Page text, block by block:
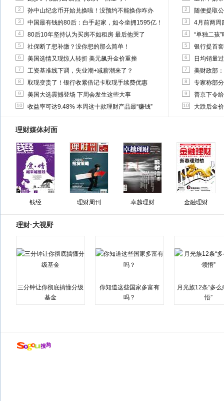
2 孙中山纪念币开始兑换啦！没预约不能换你咋办
3 中国最有钱的80后：白手起家，如今坐拥1595亿！
4 80后10年坚持认为买房不如租房 最后他哭了
5 社保断了想补缴？没你想的那么简单！
6 美国选情又现惊人转折 美元飙升金价重挫
7 工资基准线下调，失业潮+减薪潮来了？
8 取现变贵了！银行收紧借记卡取现手续费优惠
9 美国大选震撼登场 下周会发生这些大事
10 收益率可达9.48% 本周这十款理财产品最“赚钱”
2 随便提取
3 4月前两周
4 “单独二孩
5 银行提首
6 日均销量
7 美财政部
8 专家称部
9 普京下令
10 大跌后金
理财媒体封面
钱经 理财周刊 卓越理财 金融理财
理财·大视野
三分钟让你彻底搞懂分级
基金
你知道这些国家多富有
吗？
月光族12条“多么
悟”